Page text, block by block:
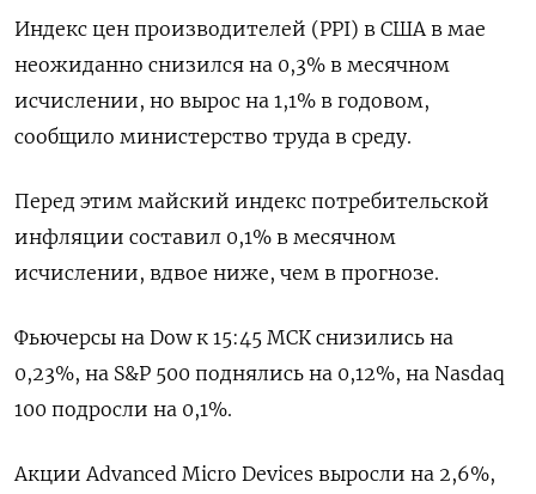
Индекс цен производителей (PPI) в США в мае
неожиданно снизился на 0,3% в месячном
исчислении, но вырос на 1,1% в годовом,
сообщило министерство труда в среду.
Перед этим майский индекс потребительской
инфляции составил 0,1% в месячном
исчислении, вдвое ниже, чем в прогнозе.
Фьючерсы на Dow к 15:45 МСК снизились на
0,23%, на S&P 500 поднялись на 0,12%, на Nasdaq
100 подросли на 0,1%.
Акции Advanced Micro Devices выросли на 2,6%,